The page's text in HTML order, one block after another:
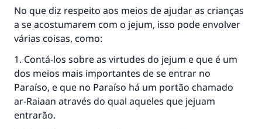
No que diz respeito aos meios de ajudar as crianças
a se acostumarem com o jejum, isso pode envolver
várias coisas, como:
1. Contá-los sobre as virtudes do jejum e que é um
dos meios mais importantes de se entrar no
Paraíso, e que no Paraíso há um portão chamado
ar-Raiaan através do qual aqueles que jejuam
entrarão.
O Profeta ﷺ disse,
"Quem quer que incentive outros a fazer o
que é bom receberá a mesma recompensa
que aqueles que o fazem."
(MUSLIM, 1893)
CONTRIBUIR